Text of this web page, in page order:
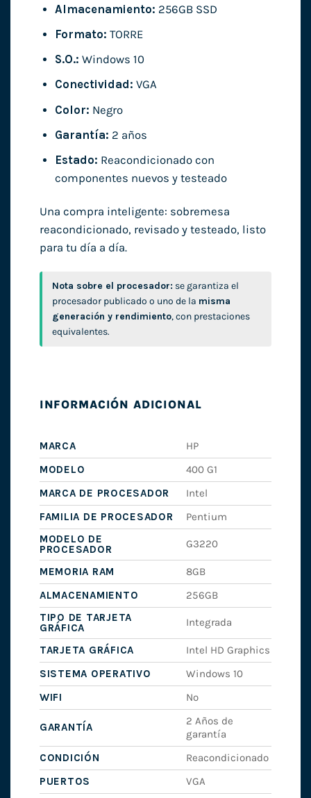
Almacenamiento: 256GB SSD
Formato: TORRE
S.O.: Windows 10
Conectividad: VGA
Color: Negro
Garantía: 2 años
Estado: Reacondicionado con
componentes nuevos y testeado
Una compra inteligente: sobremesa
reacondicionado, revisado y testeado, listo
para tu día a día.
Nota sobre el procesador: se garantiza el
procesador publicado o uno de la misma
generación y rendimiento, con prestaciones
equivalentes.
INFORMACIÓN ADICIONAL
MARCA
HP
MODELO
400 G1
MARCA DE PROCESADOR
Intel
FAMILIA DE PROCESADOR
Pentium
MODELO DE
PROCESADOR
G3220
MEMORIA RAM
8GB
ALMACENAMIENTO
256GB
TIPO DE TARJETA
GRÁFICA
Integrada
TARJETA GRÁFICA
Intel HD Graphics
SISTEMA OPERATIVO
Windows 10
WIFI
No
GARANTÍA
2 Años de
garantía
CONDICIÓN
Reacondicionado
PUERTOS
VGA